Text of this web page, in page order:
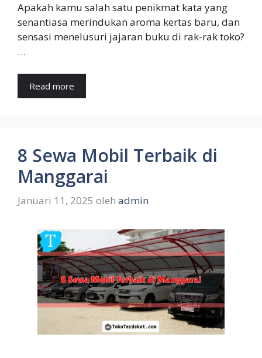
Apakah kamu salah satu penikmat kata yang
senantiasa merindukan aroma kertas baru, dan
sensasi menelusuri jajaran buku di rak-rak toko?
…
Read more
8 Sewa Mobil Terbaik di
Manggarai
Januari 11, 2025 oleh admin